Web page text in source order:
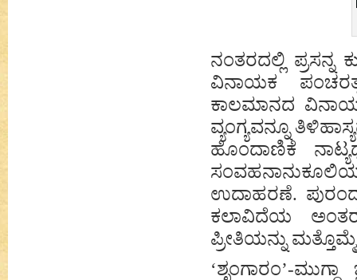
ನಂತರದಲ್ಲಿ
ವಿನಾಯಕ
ಕಾಲಮಾನದ
ವ್ಯಂಗ್ಯವನ್ನೂ
ಹೊಂದಾಣಿಕೆ
ಉದಾಹರಣೆ.
ಕಲಾವಿದೆಯ
ಪ್ರೀತಿಯನ್ನು
‘ಶೃಂಗಾರಂ’-